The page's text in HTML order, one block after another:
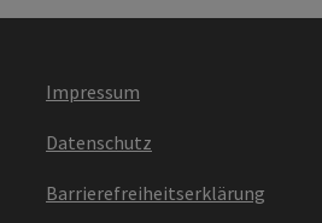
Impressum
Datenschutz
Barrierefreiheitserklärung